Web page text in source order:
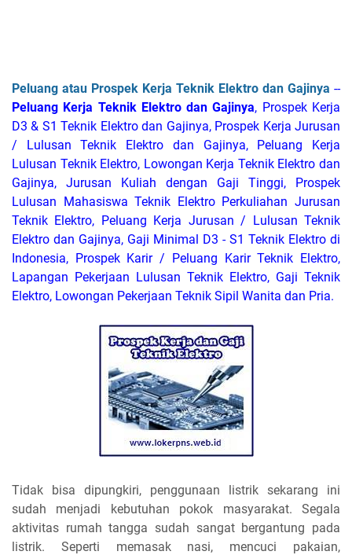
Peluang atau Prospek Kerja Teknik Elektro dan Gajinya --
Peluang Kerja Teknik Elektro dan Gajinya, Prospek Kerja
D3 & S1 Teknik Elektro dan Gajinya, Prospek Kerja Jurusan
/ Lulusan Teknik Elektro dan Gajinya, Peluang Kerja
Lulusan Teknik Elektro, Lowongan Kerja Teknik Elektro dan
Gajinya, Jurusan Kuliah dengan Gaji Tinggi, Prospek
Lulusan Mahasiswa Teknik Elektro Perkuliahan Jurusan
Teknik Elektro, Peluang Kerja Jurusan / Lulusan Teknik
Elektro dan Gajinya, Gaji Minimal D3 - S1 Teknik Elektro di
Indonesia, Prospek Karir / Peluang Karir Teknik Elektro,
Lapangan Pekerjaan Lulusan Teknik Elektro, Gaji Teknik
Elektro, Lowongan Pekerjaan Teknik Sipil Wanita dan Pria.
Tidak bisa dipungkiri, penggunaan listrik sekarang ini
sudah menjadi kebutuhan pokok masyarakat. Segala
aktivitas rumah tangga sudah sangat bergantung pada
listrik. Seperti memasak nasi, mencuci pakaian,